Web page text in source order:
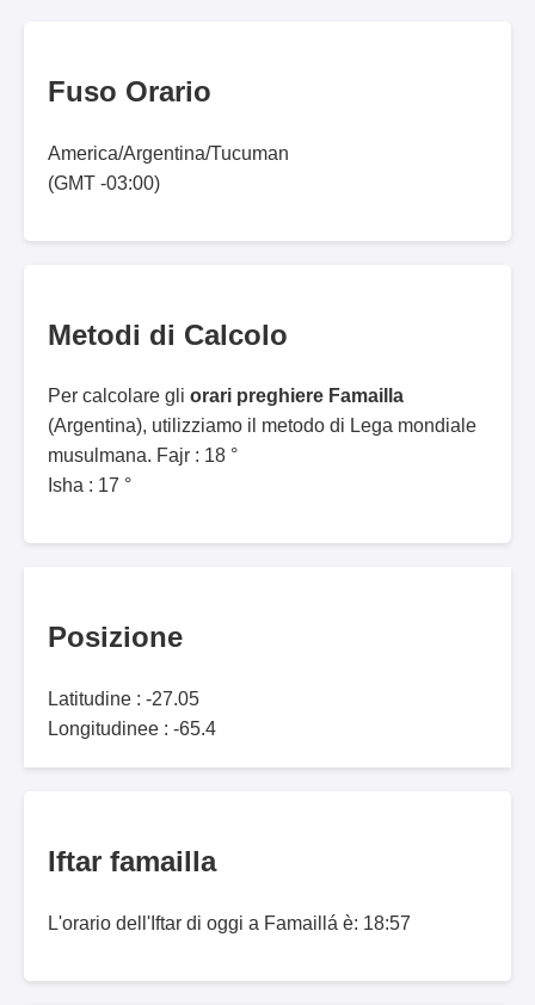
Fuso Orario
America/Argentina/Tucuman
(GMT -03:00)
Metodi di Calcolo
Per calcolare gli orari preghiere Famailla
(Argentina), utilizziamo il metodo di Lega mondiale
musulmana. Fajr : 18 °
Isha : 17 °
Posizione
Latitudine : -27.05
Longitudinee : -65.4
Iftar famailla
L'orario dell'Iftar di oggi a Famaillá è: 18:57